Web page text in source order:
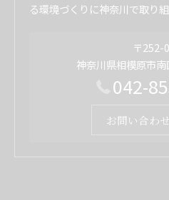
る環境づくりに神奈川で取り組
〒252-
神奈川県相模原市
042-
お問い合わ